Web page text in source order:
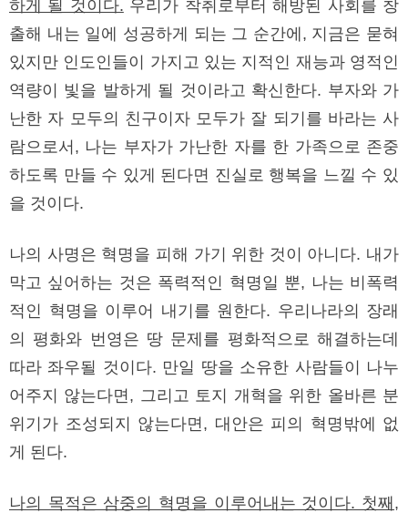
하게 될 것이다. 우리가 착취로부터 해방된 사회를 창
출해 내는 일에 성공하게 되는 그 순간에, 지금은 묻혀
있지만 인도인들이 가지고 있는 지적인 재능과 영적인
역량이 빛을 발하게 될 것이라고 확신한다. 부자와 가
난한 자 모두의 친구이자 모두가 잘 되기를 바라는 사
람으로서, 나는 부자가 가난한 자를 한 가족으로 존중
하도록 만들 수 있게 된다면 진실로 행복을 느낄 수 있
을 것이다.
나의 사명은 혁명을 피해 가기 위한 것이 아니다. 내가
막고 싶어하는 것은 폭력적인 혁명일 뿐, 나는 비폭력
적인 혁명을 이루어 내기를 원한다. 우리나라의 장래
의 평화와 번영은 땅 문제를 평화적으로 해결하는데
따라 좌우될 것이다. 만일 땅을 소유한 사람들이 나누
어주지 않는다면, 그리고 토지 개혁을 위한 올바른 분
위기가 조성되지 않는다면, 대안은 피의 혁명밖에 없
게 된다.
나의 목적은 삼중의 혁명을 이루어내는 것이다. 첫째,